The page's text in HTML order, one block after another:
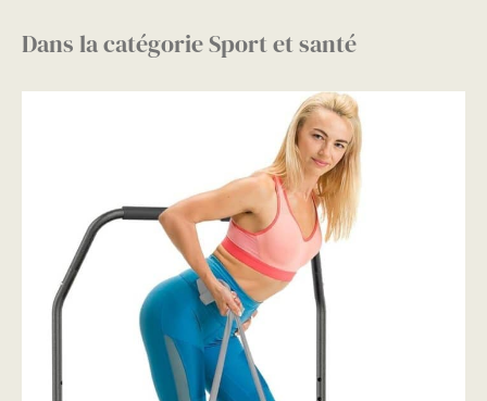
Dans la catégorie Sport et santé